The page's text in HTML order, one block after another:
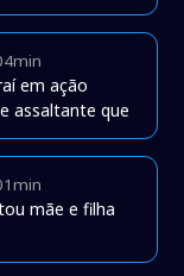
em ação
assaltante que
mãe e filha